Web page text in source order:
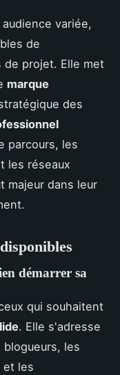
variée,
de
projet. Elle met
marque
des
parcours, les
les réseaux
majeur dans leur
démarrer sa
qui souhaitent
. Elle s'adresse
les
et les